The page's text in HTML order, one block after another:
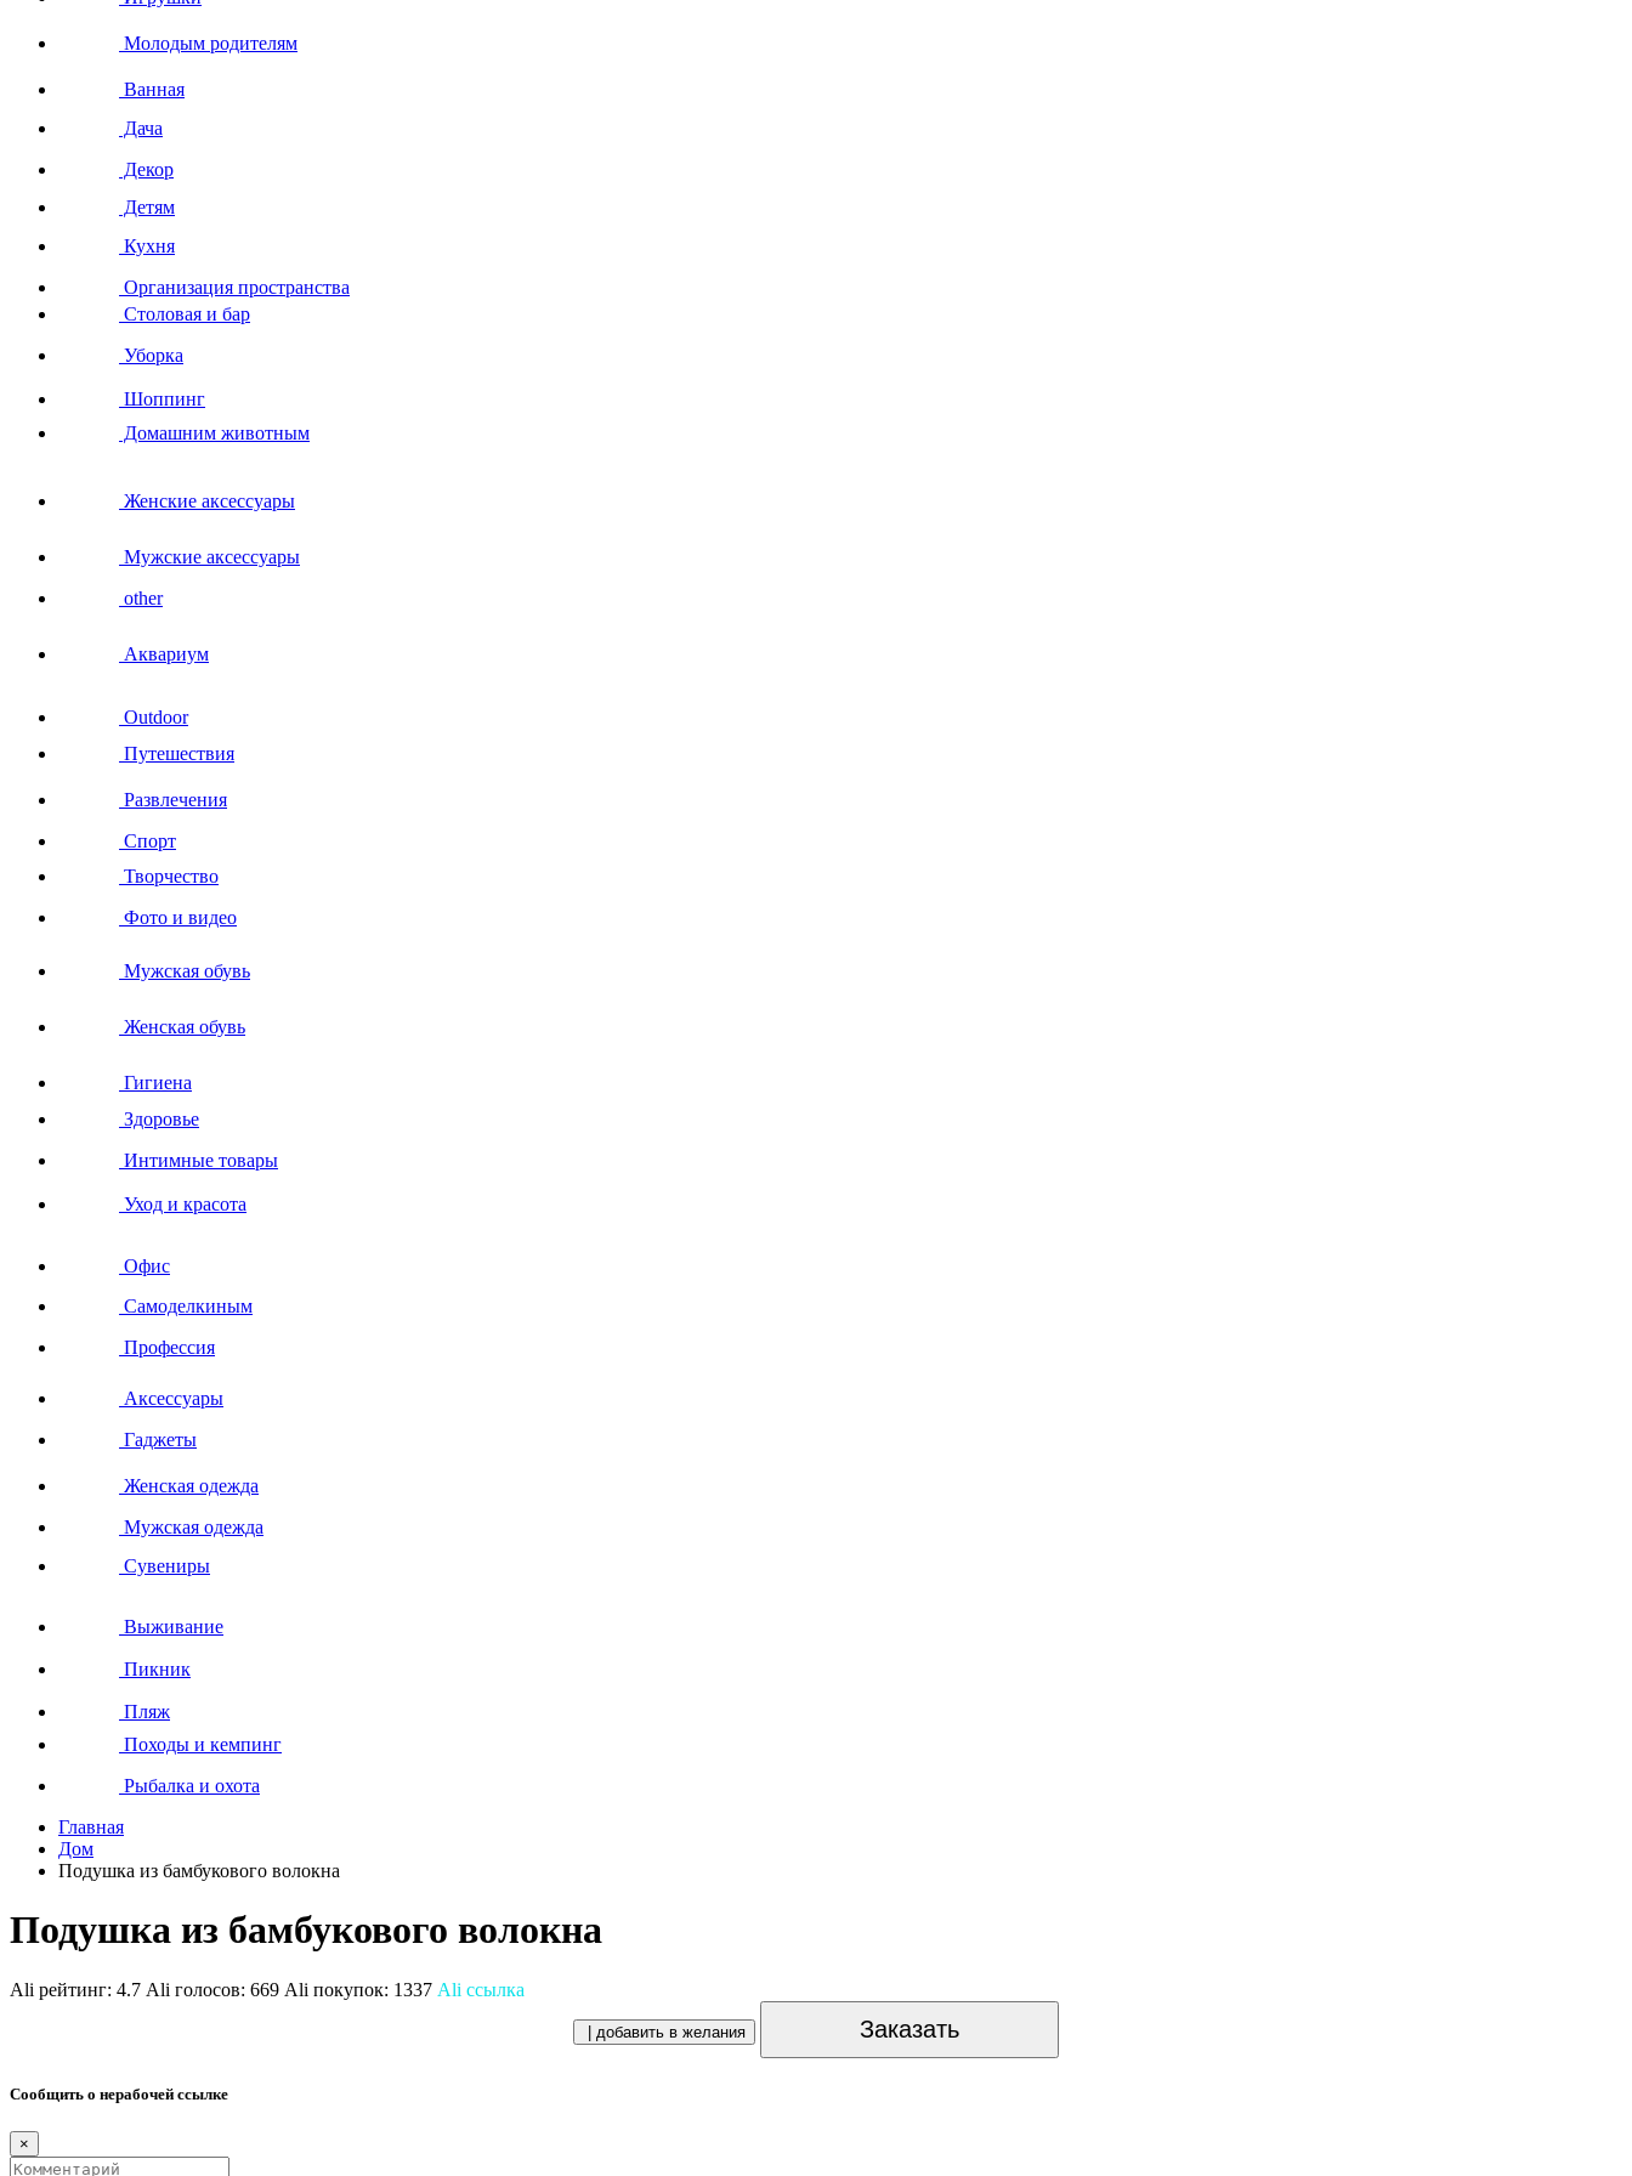
Молодым родителям
Ванная
Дача
Декор
Детям
Кухня
Организация пространства
Столовая и бар
Уборка
Шоппинг
Домашним животным
Женские аксессуары
Мужские аксессуары
other
Аквариум
Outdoor
Путешествия
Развлечения
Спорт
Творчество
Фото и видео
Мужская обувь
Женская обувь
Гигиена
Здоровье
Интимные товары
Уход и красота
Офис
Самоделкиным
Профессия
Аксессуары
Гаджеты
Женская одежда
Мужская одежда
Сувениры
Выживание
Пикник
Пляж
Походы и кемпинг
Рыбалка и охота
Главная
Дом
Подушка из бамбукового волокна
Подушка из бамбукового волокна
Ali рейтинг: 4.7 Ali голосов: 669 Ali покупок: 1337 Ali ссылка
| добавить в желания Заказать
Сообщить о нерабочей ссылке
×